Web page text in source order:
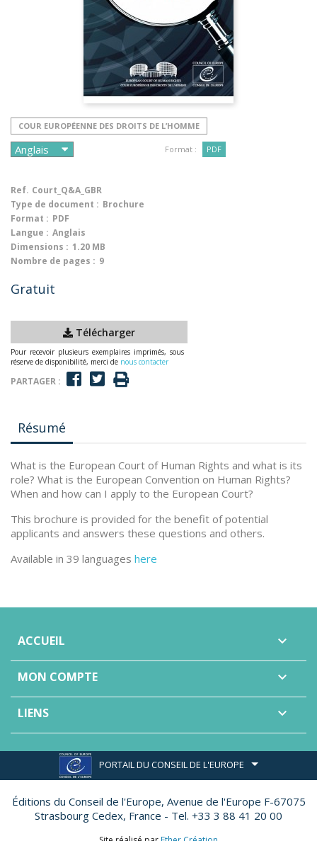
COUR EUROPÉENNE DES DROITS DE L’HOMME
Format : PDF
Ref. Court_Q&A_GBR
Type de document : Brochure
Format : PDF
Langue : Anglais
Dimensions : 1.20 MB
Nombre de pages : 9
Gratuit
Télécharger
Pour recevoir plusieurs exemplaires imprimés, sous
réserve de disponibilité, merci de nous contacter
PARTAGER :
Résumé
What is the European Court of Human Rights and what is its
role? What is the European Convention on Human Rights?
When and how can I apply to the European Court?
This brochure is provided for the benefit of potential
applicants and answers these questions and others.
Available in 39 languages here
ACCUEIL 
MON COMPTE 
LIENS 
PORTAIL DU CONSEIL DE L'EUROPE
Éditions du Conseil de l'Europe, Avenue de l'Europe F-67075
Strasbourg Cedex, France - Tel. +33 3 88 41 20 00